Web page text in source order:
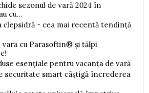
sezonul de vară 2024 în
cu...
clepsidră - cea mai recentă tendință
cu Parasoftin® și tălpi
esențiale pentru vacanța de vară
securitate smart câștigă încrederea